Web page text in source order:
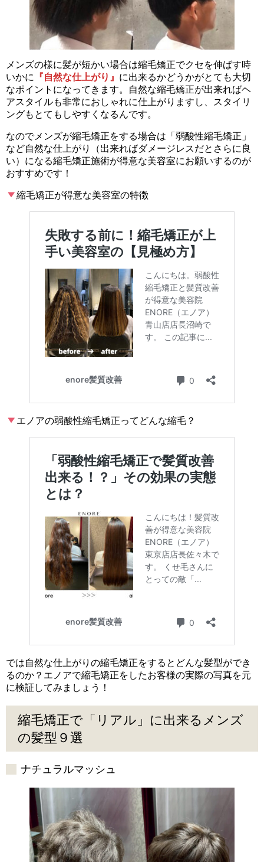
メンズの様に髪が短かい場合は縮毛矯正でクセを伸ばす時
いかに
『自然な仕上がり』 に出来るかどうかがとても大切
なポイントになってきます。自然な縮毛矯正が出来ればヘ
アスタイルも非常におしゃれに仕上がりますし、スタイリ
ングもとてもしやすくなるんです。
なのでメンズが縮毛矯正をする場合は「弱酸性縮毛矯正」
など自然な仕上がり（出来ればダメージレスだとさらに良
い）になる縮毛矯正施術が得意な美容室にお願いするのが
おすすめです！
縮毛矯正が得意な美容室の特徴
エノアの弱酸性縮毛矯正ってどんな縮毛？
では自然な仕上がりの縮毛矯正をするとどんな髪型ができ
るのか？エノアで縮毛矯正をしたお客様の実際の写真を元
に検証してみましょう！
縮毛矯正で「リアル」に出来るメンズ
の髪型９選
ナチュラルマッシュ